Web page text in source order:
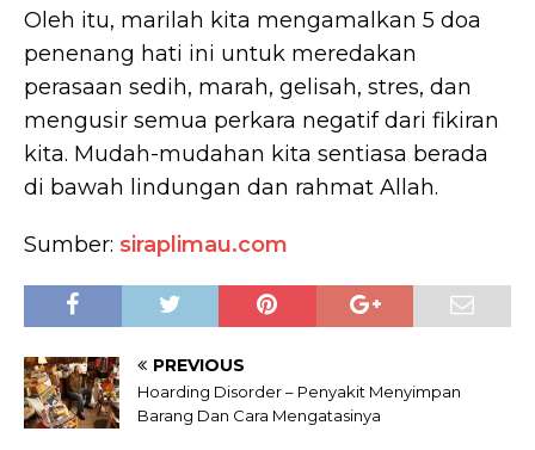
Oleh itu, marilah kita mengamalkan 5 doa
penenang hati ini untuk meredakan
perasaan sedih, marah, gelisah, stres, dan
mengusir semua perkara negatif dari fikiran
kita. Mudah-mudahan kita sentiasa berada
di bawah lindungan dan rahmat Allah.
Sumber: siraplimau.com
PREVIOUS
Hoarding Disorder – Penyakit Menyimpan
Barang Dan Cara Mengatasinya